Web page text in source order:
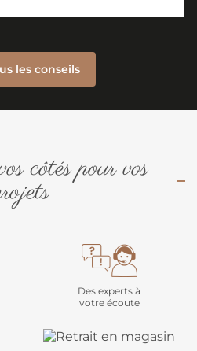
les conseils
côtés pour vos
Des experts à
votre écoute